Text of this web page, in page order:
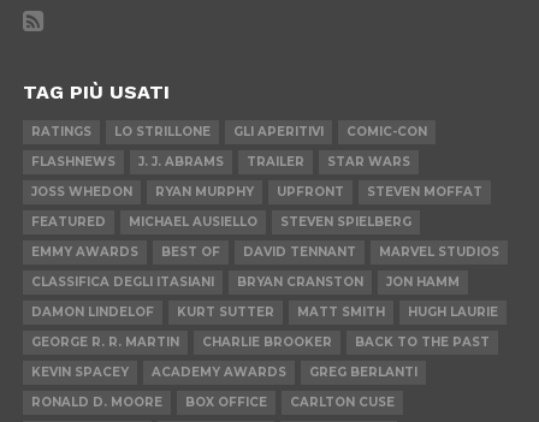
TAG PIÙ USATI
RATINGS LO STRILLONE GLI APERITIVI
COMIC-CON
FLASHNEWS
J. J. ABRAMS TRAILER
STAR WARS
JOSS WHEDON
RYAN MURPHY UPFRONT
STEVEN MOFFAT
FEATURED
MICHAEL AUSIELLO
STEVEN SPIELBERG
EMMY AWARDS
BEST OF DAVID TENNANT
MARVEL STUDIOS
CLASSIFICA DEGLI ITASIANI
BRYAN CRANSTON
JON HAMM
DAMON LINDELOF
KURT SUTTER MATT SMITH
HUGH LAURIE
GEORGE R. R. MARTIN
CHARLIE BROOKER
BACK TO THE PAST
KEVIN SPACEY
ACADEMY AWARDS
GREG BERLANTI
RONALD D. MOORE
BOX OFFICE
CARLTON CUSE